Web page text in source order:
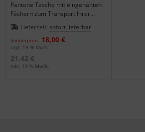
Pantone Tasche mit eingenähten
Fächern zum Transport Ihrer
wertvollen Farbfächer der
Pantone PlusSeries.
Lieferzeit: sofort lieferbar
Sonderpreis 18,00 €
zzgl. 19 % MwSt.
21,42 €
inkl. 19 % MwSt.